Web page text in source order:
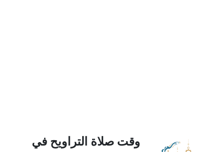
وقت صلاة التراويح في